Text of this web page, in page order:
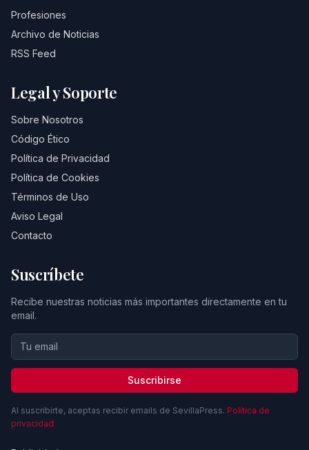
Profesiones
Archivo de Noticias
RSS Feed
Legal y Soporte
Sobre Nosotros
Código Ético
Política de Privacidad
Política de Cookies
Términos de Uso
Aviso Legal
Contacto
Suscríbete
Recibe nuestras noticias más importantes directamente en tu
email.
Suscribirse
Al suscribirte, aceptas recibir emails de SevillaPress. Política de
privacidad